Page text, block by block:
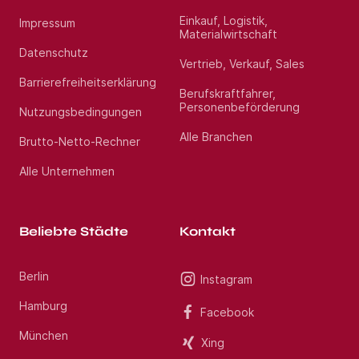
Standort:
Heidenheim an der
Brenz
Impressum
Datenschutz
Barrierefreiheitserklärung
Nutzungsbedingungen
Brutto-Netto-Rechner
Alle Unternehmen
Einkauf, Logistik,
Materialwirtschaft
Vertrieb, Verkauf, Sales
Berufskraftfahrer,
Personenbeförderung
Alle Branchen
Beliebte Städte
Berlin
Hamburg
München
Kontakt
Instagram
Facebook
Xing